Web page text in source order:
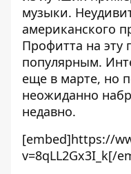
музыки.
американского
Профитта на эту
популярным.
еще в марте, но
неожиданно
недавно.
[embed]https://
v=8qLL2Gx3I_k[/